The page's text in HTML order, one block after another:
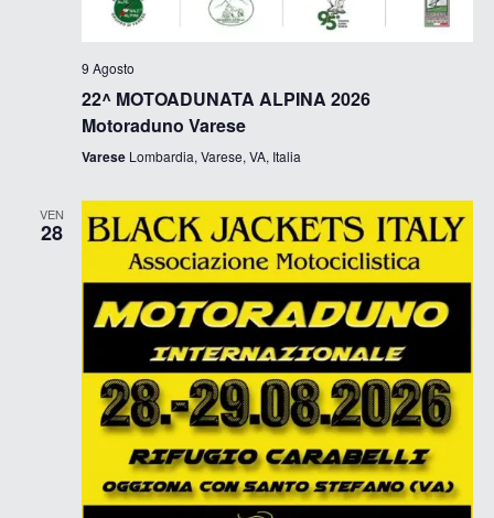
9 Agosto
22^ MOTOADUNATA ALPINA 2026
Motoraduno Varese
Varese Lombardia, Varese, VA, Italia
VEN
28